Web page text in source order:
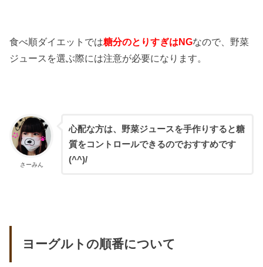
食べ順ダイエットでは糖分のとりすぎはNGなので、野菜
ジュースを選ぶ際には注意が必要になります。
さーみん
心配な方は、野菜ジュースを手作りすると糖
質をコントロールできるのでおすすめです
(^^)/
ヨーグルトの順番について